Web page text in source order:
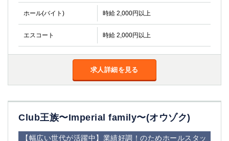
ホール(バイト) 時給 2,000円以上
エスコート 時給 2,000円以上
求人詳細を見る
Club王族〜Imperial family〜(オウゾク)
【幅広い世代が活躍中】業績好調！のためホールスタッ
浦安
栃木県
東武宇都宮（宇都宮西口）
群馬県